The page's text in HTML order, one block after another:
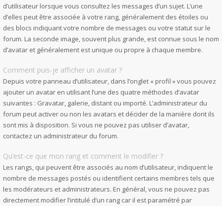
d’utilisateur lorsque vous consultez les messages d’un sujet. L’une
d’elles peut être associée à votre rang, généralement des étoiles ou
des blocs indiquant votre nombre de messages ou votre statut sur le
forum. La seconde image, souvent plus grande, est connue sous le nom
d’avatar et généralement est unique ou propre à chaque membre.
Comment puis-je afficher un avatar ?
Depuis votre panneau d’utilisateur, dans l’onglet « profil » vous pouvez
ajouter un avatar en utilisant l’une des quatre méthodes d’avatar
suivantes : Gravatar, galerie, distant ou importé. L’administrateur du
forum peut activer ou non les avatars et décider de la manière dont ils
sont mis à disposition. Si vous ne pouvez pas utiliser d’avatar,
contactez un administrateur du forum.
Qu’est-ce que mon rang et comment le modifier ?
Les rangs, qui peuvent être associés au nom d’utilisateur, indiquent le
nombre de messages postés ou identifient certains membres tels que
les modérateurs et administrateurs. En général, vous ne pouvez pas
directement modifier l’intitulé d’un rang car il est paramétré par